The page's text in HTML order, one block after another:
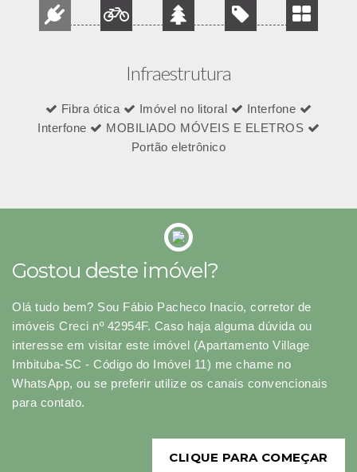
Infraestrutura
Fibra ótica Imóvel no litoral
Interfone
Interfone
MOBILIADO MÓVEIS E ELETROS
Portão eletrônico
Gostou deste imóvel?
Olá tudo bem? Sou Fábio Pacheco Inacio, corretor de
imóveis Creci nº 42954F. Caso haja alguma dúvida ou
interesse em visitar este imóvel (Apartamento Village
Imbituba-SC - Código do Imóvel 11) me chame no
WhatsApp, ou se preferir utilize os canais convencionais
para contato.
CLIQUE PARA COMEÇAR